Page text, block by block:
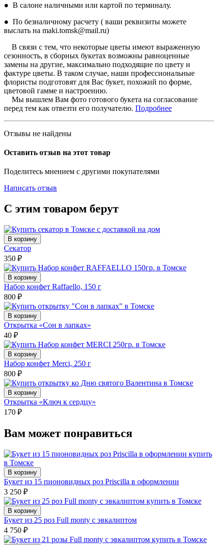
● В салоне наличными или картой по терминалу.
● По безналичному расчету ( ваши реквизиты можете
выслать на maki.tomsk@mail.ru)
В связи с тем, что некоторые цветы имеют выраженную
сезонность, в сборных букетах возможны равноценные
замены на другие, максимально подходящие по цвету и
фактуре цветы. В таком случае, наши профессиональные
флористы подготовят для Вас букет, похожий по форме,
цветовой гамме и настроению.
Мы вышлем Вам фото готового букета на согласование
перед тем как отвезти его получателю. Подробнее
Отзывы не найдены
Оставить отзыв на этот товар
Поделитесь мнением с другими покупателями
Написать отзыв
С этим товаром берут
В корзину
Секатор
350 ₽
В корзину
Набор конфет Raffaello, 150 г
800 ₽
В корзину
Открытка «Сон в лапках»
40 ₽
В корзину
Набор конфет Merci, 250 г
800 ₽
В корзину
Открытка «Ключ к сердцу»
170 ₽
Вам может понравиться
В корзину
Букет из 15 пионовидных роз Priscilla в оформлении
3 250 ₽
В корзину
Букет из 25 роз Full monty с эвкалиптом
4 750 ₽